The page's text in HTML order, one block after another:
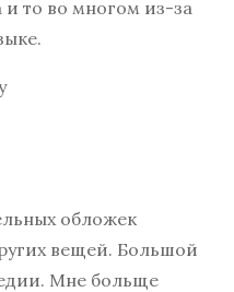
то во многом из-за
обложек
вещей. Большой
Мне больще